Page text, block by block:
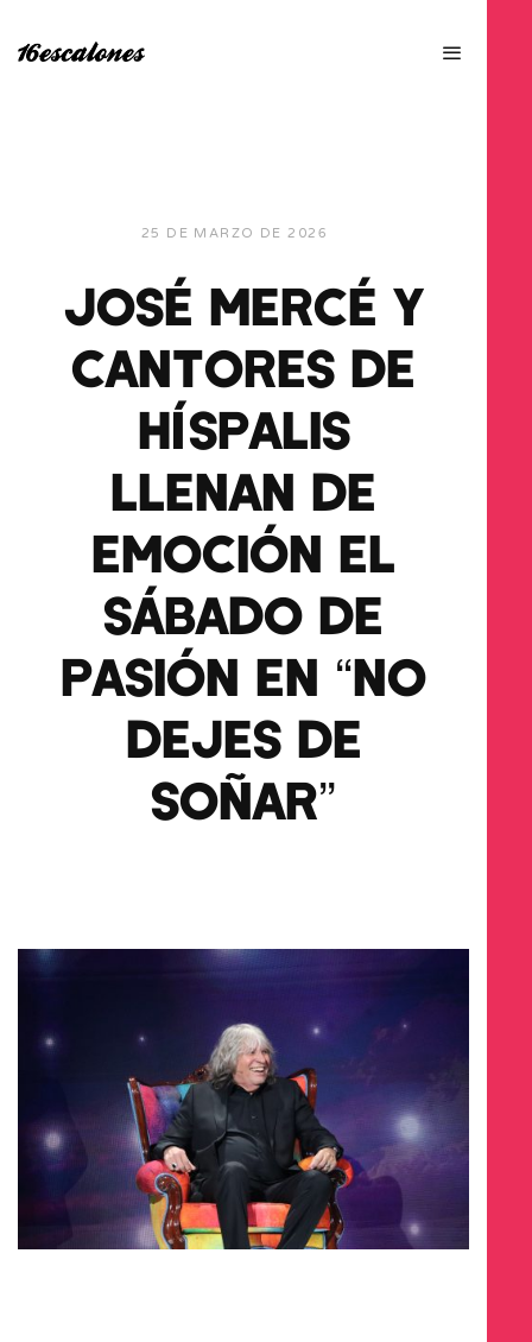
25 DE MARZO DE 2026
JOSÉ MERCÉ Y
CANTORES DE
HÍSPALIS
LLENAN DE
EMOCIÓN EL
SÁBADO DE
PASIÓN EN “NO
DEJES DE
SOÑAR”